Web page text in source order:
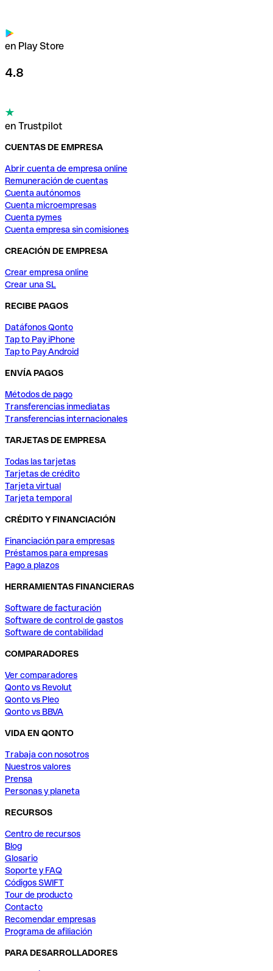
en Play Store
4.8
en Trustpilot
CUENTAS DE EMPRESA
Abrir cuenta de empresa online
Remuneración de cuentas
Cuenta autónomos
Cuenta microempresas
Cuenta pymes
Cuenta empresa sin comisiones
CREACIÓN DE EMPRESA
Crear empresa online
Crear una SL
RECIBE PAGOS
Datáfonos Qonto
Tap to Pay iPhone
Tap to Pay Android
ENVÍA PAGOS
Métodos de pago
Transferencias inmediatas
Transferencias internacionales
TARJETAS DE EMPRESA
Todas las tarjetas
Tarjetas de crédito
Tarjeta virtual
Tarjeta temporal
CRÉDITO Y FINANCIACIÓN
Financiación para empresas
Préstamos para empresas
Pago a plazos
HERRAMIENTAS FINANCIERAS
Software de facturación
Software de control de gastos
Software de contabilidad
COMPARADORES
Ver comparadores
Qonto vs Revolut
Qonto vs Pleo
Qonto vs BBVA
VIDA EN QONTO
Trabaja con nosotros
Nuestros valores
Prensa
Personas y planeta
RECURSOS
Centro de recursos
Blog
Glosario
Soporte y FAQ
Códigos SWIFT
Tour de producto
Contacto
Recomendar empresas
Programa de afiliación
PARA DESARROLLADORES